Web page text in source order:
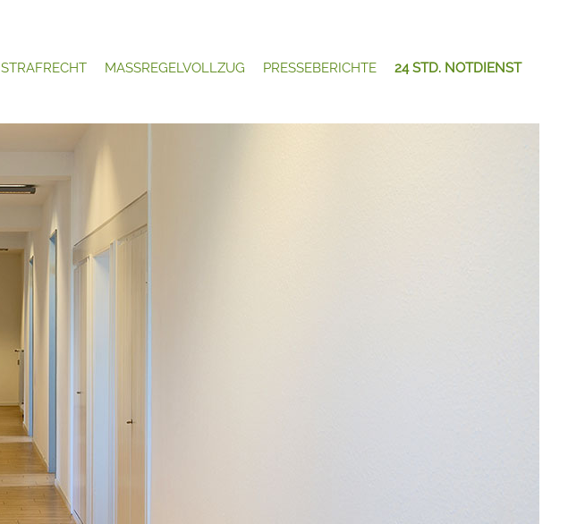
STRAFRECHT MASSREGELVOLLZUG PRESSEBERICHTE 24 STD. NOTDIENST